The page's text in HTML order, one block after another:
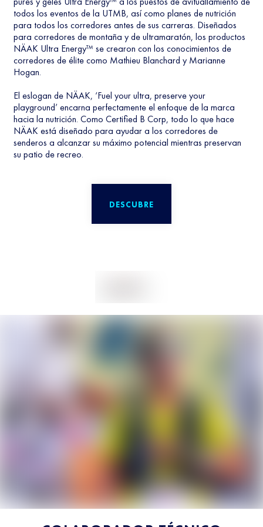
todos los eventos de la UTMB, así como planes de nutrición
para todos los corredores antes de sus carreras. Diseñados
para corredores de montaña y de ultramaratón, los productos
NÄAK Ultra Energy™ se crearon con los conocimientos de
corredores de élite como Mathieu Blanchard y Marianne
Hogan.
El eslogan de NÄAK, ‘Fuel your ultra, preserve your
playground’ encarna perfectamente el enfoque de la marca
hacia la nutrición. Como Certified B Corp, todo lo que hace
NÄAK está diseñado para ayudar a los corredores de
senderos a alcanzar su máximo potencial mientras preservan
su patio de recreo.
DESCUBRE